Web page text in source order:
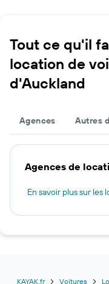
Tout ce qu'il
location de
d'Auckland
Agences Autres
Agences de
En savoir plus sur les
KAYAK.fr Voitures